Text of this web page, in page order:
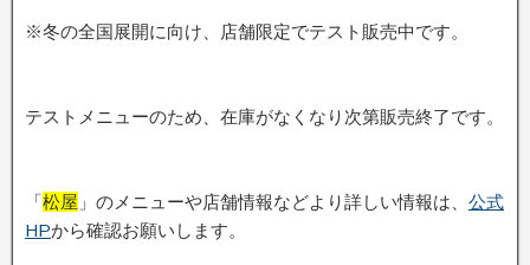
※冬の全国展開に向け、店舗限定でテスト販売中です。
テストメニューのため、在庫がなくなり次第販売終了です。
「松屋 」のメニューや店舗情報などより詳しい情報は、 公式
HPから確認お願いします。